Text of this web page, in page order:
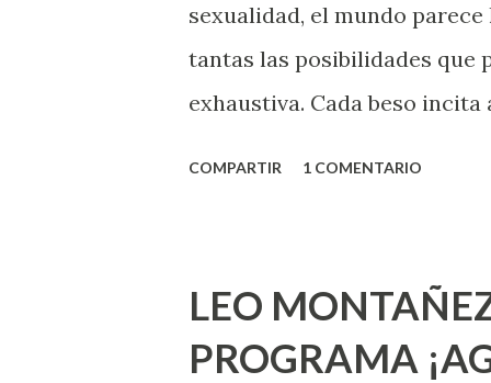
sexualidad, el mundo
tantas las posibilidades que
exhaustiva. Cada beso incita
que estés lista para lo que
lo que deberías saber. Pero
sexuales no son expertos o
COMPARTIR 1 COMENTARIO
LEO
PROGRAMA